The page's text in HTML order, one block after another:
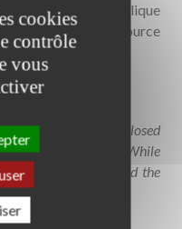
une partie métallique
qui accueille la source
so that it can be closed
“seals” the lamp. While
to the diffuser and the
cookies
contrôle
vous